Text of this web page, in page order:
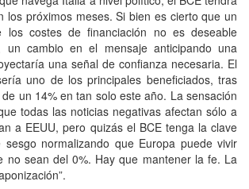
los próximos meses. Si bien es cierto que un
los costes de financiación no es deseable
un cambio en el mensaje anticipando una
una señal de confianza necesaria. El
uno de los principales beneficiados, tras
un 14% en tan solo este año. La sensación
todas las noticias negativas afectan sólo a
a EEUU, pero quizás el BCE tenga la clave
normalizando que Europa puede vivir
no sean del 0%. Hay que mantener la fe. La